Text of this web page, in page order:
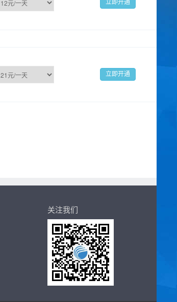
关注我们